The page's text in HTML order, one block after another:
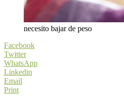
necesito bajar de peso
Facebook
Twitter
WhatsApp
Linkedin
Email
Print